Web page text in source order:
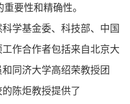
重要性和精确性。
学基金委、科技部、中国
作合作者包括来自北京大
同济大学高绍荣教授团
陈炬教授提供了